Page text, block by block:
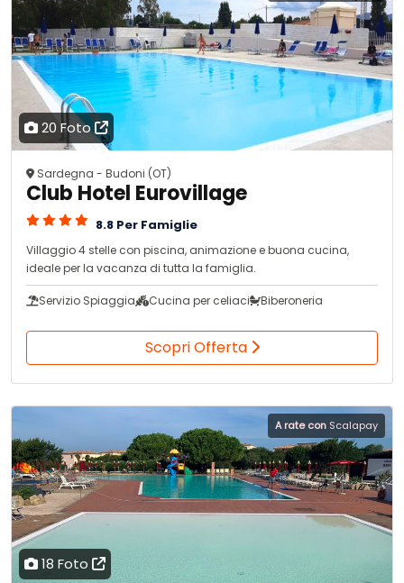
20 Foto
Sardegna - Budoni (OT)
Club Hotel Eurovillage
8.8 Per Famiglie
Villaggio 4 stelle con piscina, animazione e buona cucina,
ideale per la vacanza di tutta la famiglia.
Servizio Spiaggia Cucina per celiaci Biberoneria
Scopri Offerta
18 Foto
A rate con Scalapay